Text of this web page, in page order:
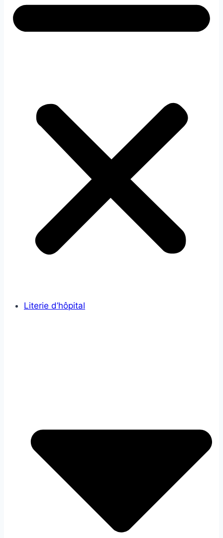
Literie d’hôpital